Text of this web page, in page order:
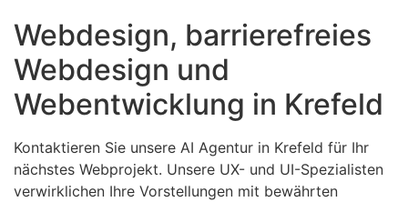
Webdesign, barrierefreies
Webdesign und
Webentwicklung in Krefeld
Kontaktieren Sie unsere AI Agentur in Krefeld für Ihr
nächstes Webprojekt. Unsere UX- und UI-Spezialisten
verwirklichen Ihre Vorstellungen mit bewährten